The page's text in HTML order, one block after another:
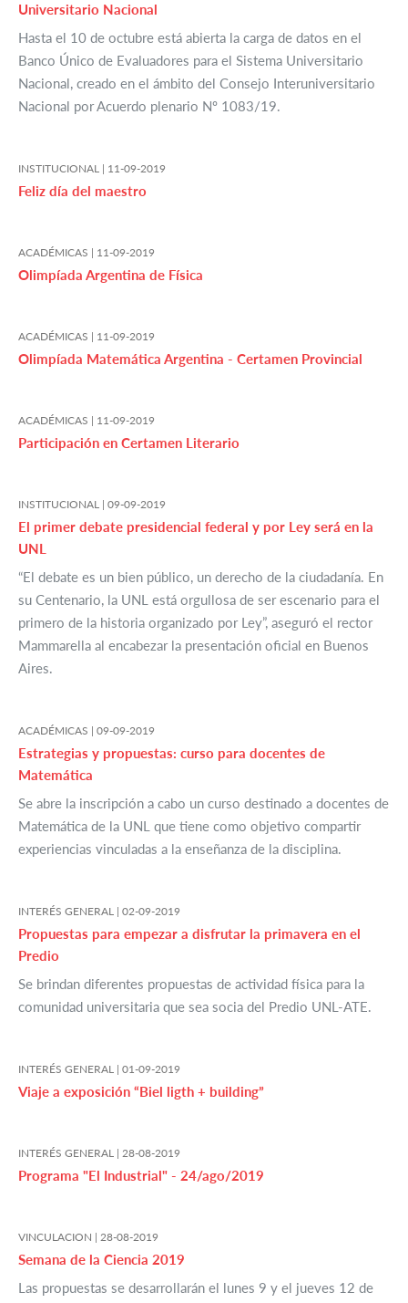
Universitario Nacional
Hasta el 10 de octubre está abierta la carga de datos en el
Banco Único de Evaluadores para el Sistema Universitario
Nacional, creado en el ámbito del Consejo Interuniversitario
Nacional por Acuerdo plenario Nº 1083/19.
INSTITUCIONAL | 11-09-2019
Feliz día del maestro
ACADÉMICAS | 11-09-2019
Olimpíada Argentina de Física
ACADÉMICAS | 11-09-2019
Olimpíada Matemática Argentina - Certamen Provincial
ACADÉMICAS | 11-09-2019
Participación en Certamen Literario
INSTITUCIONAL | 09-09-2019
El primer debate presidencial federal y por Ley será en la
UNL
“El debate es un bien público, un derecho de la ciudadanía. En
su Centenario, la UNL está orgullosa de ser escenario para el
primero de la historia organizado por Ley”, aseguró el rector
Mammarella al encabezar la presentación oficial en Buenos
Aires.
ACADÉMICAS | 09-09-2019
Estrategias y propuestas: curso para docentes de
Matemática
Se abre la inscripción a cabo un curso destinado a docentes de
Matemática de la UNL que tiene como objetivo compartir
experiencias vinculadas a la enseñanza de la disciplina.
INTERÉS GENERAL | 02-09-2019
Propuestas para empezar a disfrutar la primavera en el
Predio
Se brindan diferentes propuestas de actividad física para la
comunidad universitaria que sea socia del Predio UNL-ATE.
INTERÉS GENERAL | 01-09-2019
Viaje a exposición “Biel ligth + building”
INTERÉS GENERAL | 28-08-2019
Programa "El Industrial" - 24/ago/2019
VINCULACION | 28-08-2019
Semana de la Ciencia 2019
Las propuestas se desarrollarán el lunes 9 y el jueves 12 de